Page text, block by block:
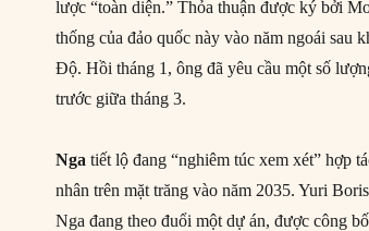
lược “toàn diện.” Thỏa thuận được ký bởi
thống của đảo quốc này vào năm ngoái
Độ. Hồi tháng 1, ông đã yêu cầu một số
trước giữa tháng 3.
Nga tiết lộ đang “nghiêm túc xem xét” hợp
nhân trên mặt trăng vào năm 2035. Yuri
Nga đang theo đuổi một dự án, được công